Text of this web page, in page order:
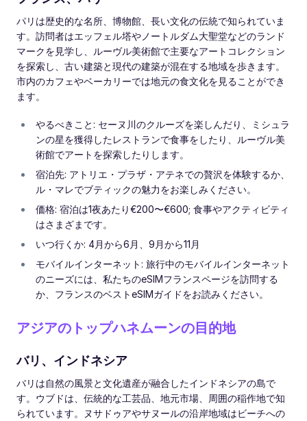
パリは歴史的な名所、博物館、長い文化の伝統で知られていま
す。訪問者はエッフェル塔やノートルダム大聖堂などのランド
マークを見学し、ルーヴル美術館で主要なアートコレクション
を探索し、古い建築と現代の建築が混在する地域を歩きます。
市内のカフェやベーカリーでは地元の食文化を見ることができ
ます。
やるべきこと: セーヌ川のクルーズを楽しんだり、ミシュラ
ンの星を獲得したレストランで食事をしたり、ルーヴル美
術館でアートを探索したりします。
宿泊先: アトリエ・プラザ・アテネでの贅沢を体験するか、
ル・マレでブティックの魅力をお楽しみください。
価格: 宿泊は1夜あたり€200〜€600; 食事やアクティビティ
はさまざまです。
いつ行くか: 4月から6月、9月から11月
モバイルインターネット: 旅行中のモバイルインターネット
のニーズには、私たちのeSIMフランスページを訪問する
か、フランスのベストeSIMガイドをお読みください。
アジアのトップハネムーンの目的地
バリ、インドネシア
バリは自然の風景と文化遺産が融合したインドネシアの島で
す。ウブドは、伝統的な工芸品、地元市場、周囲の稲作地で知
られています。ヌサドゥアやサヌールの沿岸地域はビーチへの